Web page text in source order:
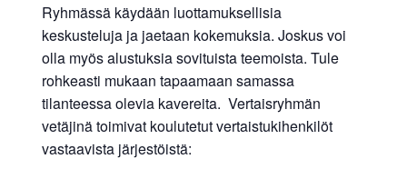
Ryhmässä käydään luottamuksellisia
keskusteluja ja jaetaan kokemuksia. Joskus voi
olla myös alustuksia sovituista teemoista. Tule
rohkeasti mukaan tapaamaan samassa
tilanteessa olevia kavereita. Vertaisryhmän
vetäjinä toimivat koulutetut vertaistukihenkilöt
vastaavista järjestöistä: